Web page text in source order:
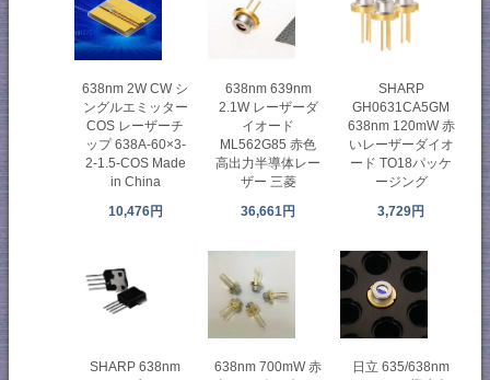
638nm 2W CW シ
ングルエミッター
COS レーザーチ
ップ 638A-60×3-
2-1.5-COS Made
in China
10,476円
638nm 639nm
2.1W レーザーダ
イオード
ML562G85 赤色
高出力半導体レー
ザー 三菱
36,661円
SHARP
GH0631CA5GM
638nm 120mW 赤
いレーザーダイオ
ード TO18パッケ
ージング
3,729円
SHARP 638nm
638nm 700mW 赤
日立 635/638nm